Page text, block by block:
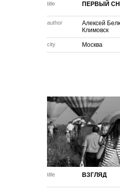
title ПЕРВЫЙ
author
Алексей
Климовск
city Москва
title ВЗГЛЯД